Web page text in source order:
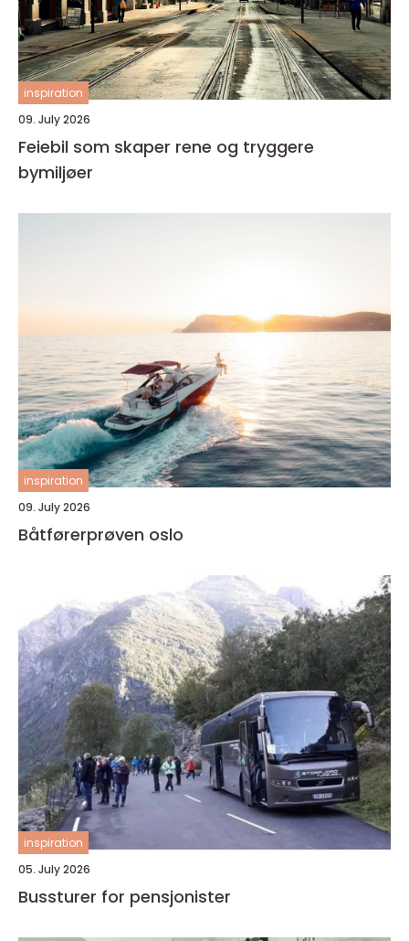
inspiration
09. July 2026
Feiebil som skaper rene og tryggere
bymiljøer
inspiration
09. July 2026
Båtførerprøven oslo
inspiration
05. July 2026
Bussturer for pensjonister